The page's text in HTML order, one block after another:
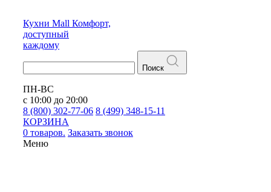
Кухни Mall Комфорт,
доступный
каждому
Поиск
ПН-ВС
с 10:00 до 20:00
8 (800) 302-77-06 8 (499) 348-15-11
КОРЗИНА
0 товаров. Заказать звонок
Меню